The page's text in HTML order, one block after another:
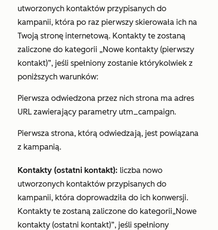
utworzonych kontaktów przypisanych do
kampanii, która po raz pierwszy skierowała ich na
Twoją stronę internetową. Kontakty te zostaną
zaliczone do kategorii „Nowe kontakty (pierwszy
kontakt)”, jeśli spełniony zostanie którykolwiek z
poniższych warunków:
Pierwsza odwiedzona przez nich strona ma adres
URL zawierający parametry utm_campaign.
Pierwsza strona, którą odwiedzają, jest powiązana
z kampanią.
Kontakty (ostatni kontakt): liczba nowo
utworzonych kontaktów przypisanych do
kampanii, która doprowadziła do ich konwersji.
Kontakty te zostaną zaliczone do kategorii„Nowe
kontakty (ostatni kontakt)”, jeśli spełniony